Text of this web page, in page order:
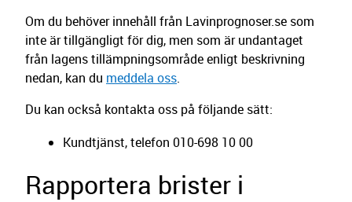
Om du behöver innehåll från Lavinprognoser.se som
inte är tillgängligt för dig, men som är undantaget
från lagens tillämpningsområde enligt beskrivning
nedan, kan du meddela oss.
Du kan också kontakta oss på följande sätt:
Kundtjänst, telefon 010-698 10 00
Rapportera brister i